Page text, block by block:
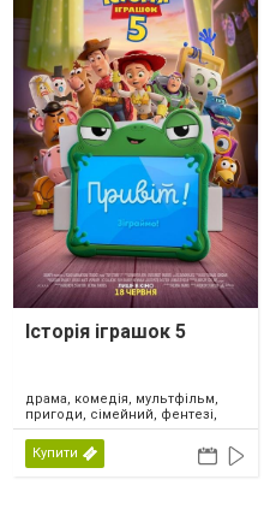
Історія іграшок 5
драма, комедія, мультфільм,
пригоди, сімейний, фентезі,
США, 2026
Купити